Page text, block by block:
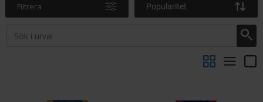
Filtrera Popularitet